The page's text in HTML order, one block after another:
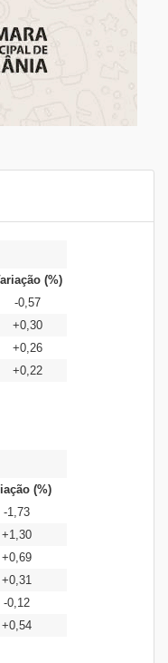
(%)
-0,57
+0,30
+0,26
+0,22
(%)
-1,73
+1,30
+0,69
+0,31
-0,12
+0,54